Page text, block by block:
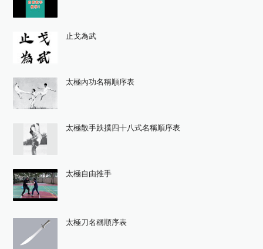
止戈為武
太極內功名稱順序表
太極散手跌撲四十八式名稱順序表
太極自由推手
太極刀名稱順序表